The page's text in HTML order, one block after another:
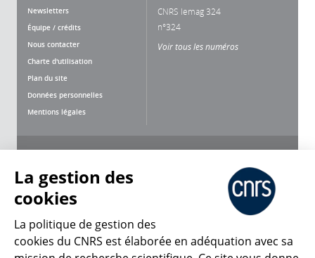
Newsletters
Équipe / crédits
Nous contacter
Charte d'utilisation
Plan du site
Données personnelles
Mentions légales
CNRS lemag 324
n°324
Voir tous les numéros
La gestion des
cookies
La politique de gestion des
cookies du CNRS est élaborée en adéquation avec sa